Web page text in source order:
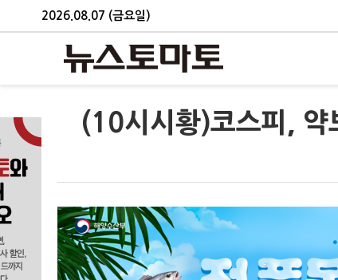
2026.08.07 (금요일)
(10시시황)코스피,